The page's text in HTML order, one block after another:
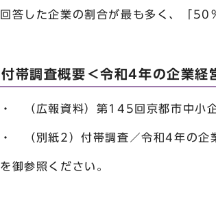
回答した企業の割合が最も多く、「50
付帯調査概要＜令和4年の企業経
・ （広報資料）第145回京都市中
・ （別紙2）付帯調査／令和4年の企
を御参照ください。